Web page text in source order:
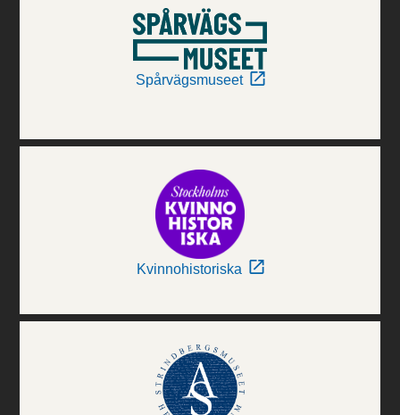
Spårvägsmuseet
Kvinnohistoriska